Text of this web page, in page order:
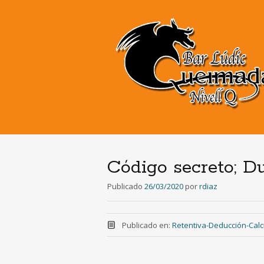
Código secreto;
Publicado 26/03/2020 porrdiaz
Publicado en: Retentiva-Deducción-